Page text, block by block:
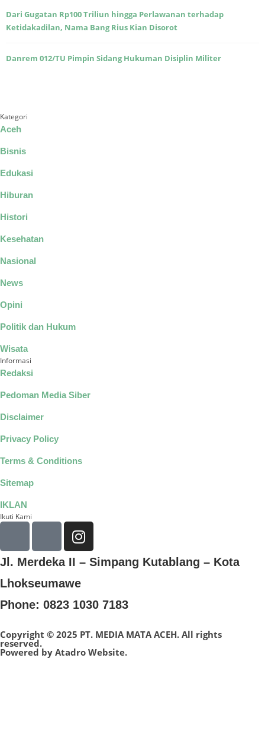
Dari Gugatan Rp100 Triliun hingga Perlawanan terhadap
Ketidakadilan, Nama Bang Rius Kian Disorot
Danrem 012/TU Pimpin Sidang Hukuman Disiplin Militer
Kategori
Aceh
Bisnis
Edukasi
Hiburan
Histori
Kesehatan
Nasional
News
Opini
Politik dan Hukum
Wisata
Informasi
Redaksi
Pedoman Media Siber
Disclaimer
Privacy Policy
Terms & Conditions
Sitemap
IKLAN
Ikuti Kami
Jl. Merdeka II – Simpang Kutablang – Kota
Lhokseumawe
Phone: 0823 1030 7183
Copyright © 2025 PT. MEDIA MATA ACEH. All rights
reserved.
Powered by Atadro Website.